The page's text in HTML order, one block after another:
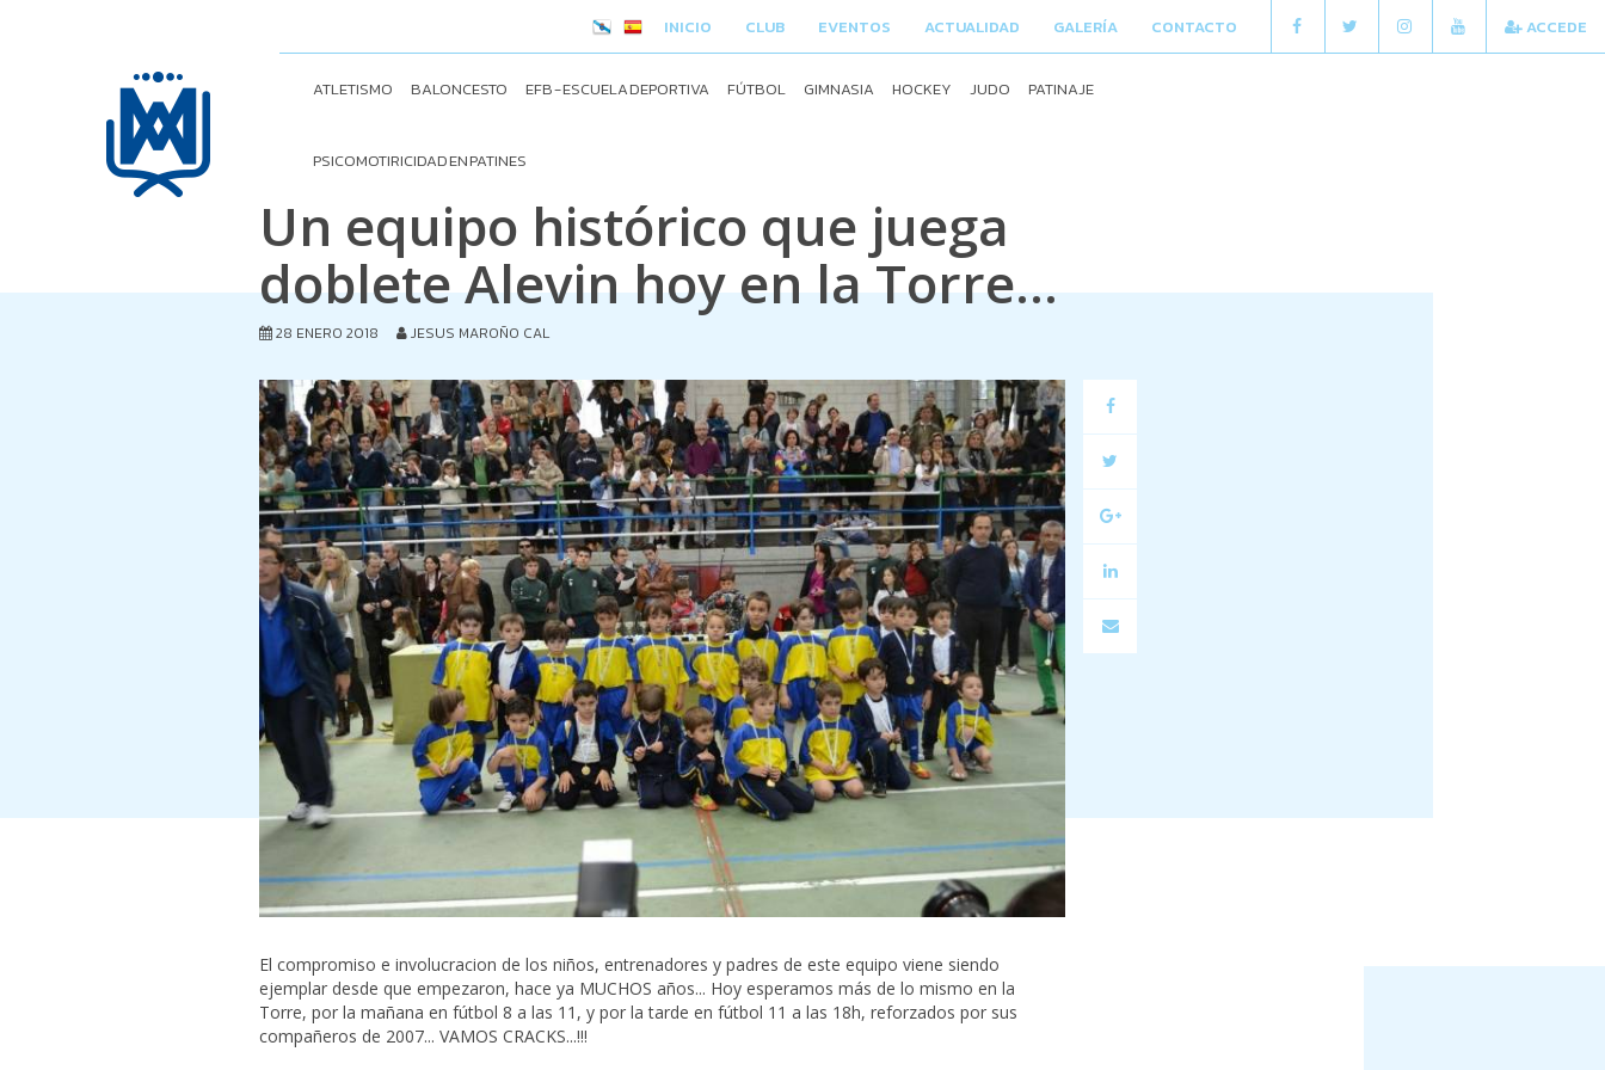
INICIO CLUB EVENTOS ACTUALIDAD GALERÍA CONTACTO ACCEDE
ATLETISMO BALONCESTO EFB - ESCUELA DEPORTIVA FÚTBOL GIMNASIA HOCKEY JUDO PATINAJE
PSICOMOTIRICIDAD EN PATINES
Un equipo histórico que juega
doblete Alevin hoy en la Torre...
28 ENERO 2018 JESUS MAROÑO CAL
El compromiso e involucracion de los niños, entrenadores y padres de este equipo viene siendo
ejemplar desde que empezaron, hace ya MUCHOS años... Hoy esperamos más de lo mismo en la
Torre, por la mañana en fútbol 8 a las 11, y por la tarde en fútbol 11 a las 18h, reforzados por sus
compañeros de 2007... VAMOS CRACKS...!!!